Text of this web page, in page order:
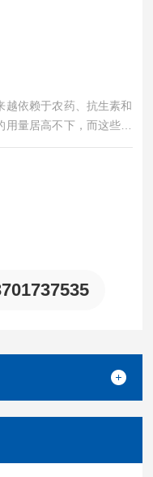
越依赖于农药、抗生素和
量居高不下，而这些物
药残留超标，影响消费者